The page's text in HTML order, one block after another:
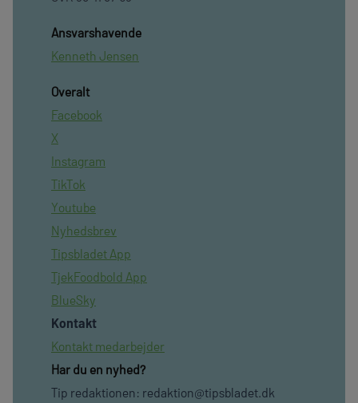
Ansvarshavende
Kenneth Jensen
Overalt
Facebook
X
Instagram
TikTok
Youtube
Nyhedsbrev
Tipsbladet App
TjekFoodbold App
BlueSky
Kontakt
Kontakt medarbejder
Har du en nyhed?
Tip redaktionen: redaktion@tipsbladet.dk